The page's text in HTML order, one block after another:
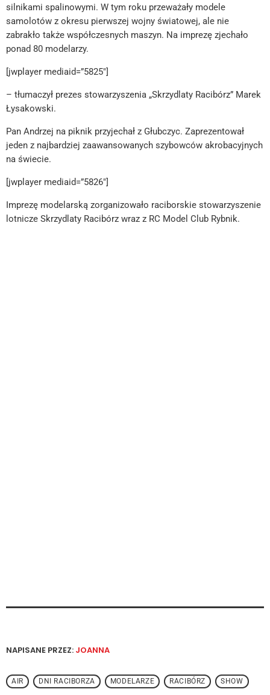
silnikami spalinowymi. W tym roku przeważały modele
samolotów z okresu pierwszej wojny światowej, ale nie
zabrakło także współczesnych maszyn. Na imprezę zjechało
ponad 80 modelarzy.
[jwplayer mediaid=”5825″]
– tłumaczył prezes stowarzyszenia „Skrzydlaty Racibórz” Marek
Łysakowski.
Pan Andrzej na piknik przyjechał z Głubczyc. Zaprezentował
jeden z najbardziej zaawansowanych szybowców akrobacyjnych
na świecie.
[jwplayer mediaid=”5826″]
Imprezę modelarską zorganizowało raciborskie stowarzyszenie
lotnicze Skrzydlaty Racibórz wraz z RC Model Club Rybnik.
NAPISANE PRZEZ: JOANNA
AIR DNI RACIBORZA MODELARZE RACIBÓRZ SHOW